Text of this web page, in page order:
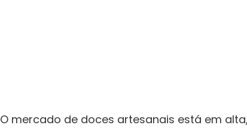
O mercado de doces artesanais está em